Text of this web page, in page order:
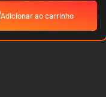
Adicionar ao carrinho